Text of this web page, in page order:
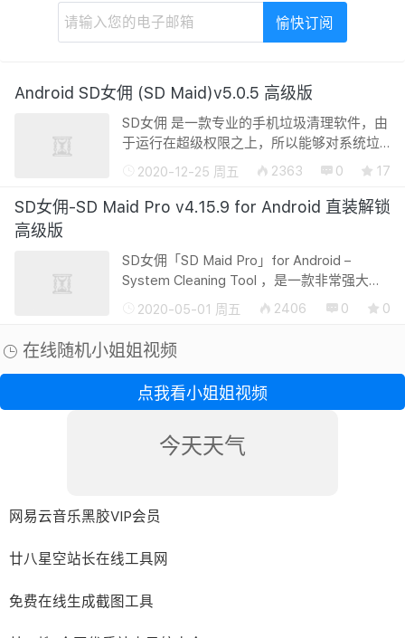
Android SD女佣 (SD Maid)v5.0.5 高级版
SD女佣 是一款专业的手机垃圾清理软件，由
于运行在超级权限之上，所以能够对系统垃
圾进行清理，非常给力。SD女佣将帮助您保
持设备的干净整洁，它是一个提供应用程序
和文件管理的工具。人无完人，安卓系...
2020-12-25 周五 2363 0 17
SD女佣-SD Maid Pro v4.15.9 for Android 直装解锁
高级版
SD女佣「SD Maid Pro」for Android –
System Cleaning Tool ，是一款非常强大专
业的手机储存卡垃圾文件清理工具，原生简
体中文，原生无广告、功能非常全，且清理
占用空间软少，操作简便。由于运行在...
2020-05-01 周五 2406 0 0
在线随机小姐姐视频
点我看小姐姐视频
今天天气
网易云音乐黑胶VIP会员
廿八星空站长在线工具网
免费在线生成截图工具